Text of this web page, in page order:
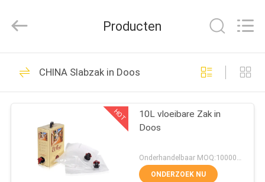
HUIS
PRODUCTEN
SHOW
Rights
by
Poly Verpakkende
65
Producten
CHINA Slabzak in Doos
HOT
10L vloeibare Zak in
Doos
Onderhandelbaar MOQ:10000PCS
ONDERZOEK NU